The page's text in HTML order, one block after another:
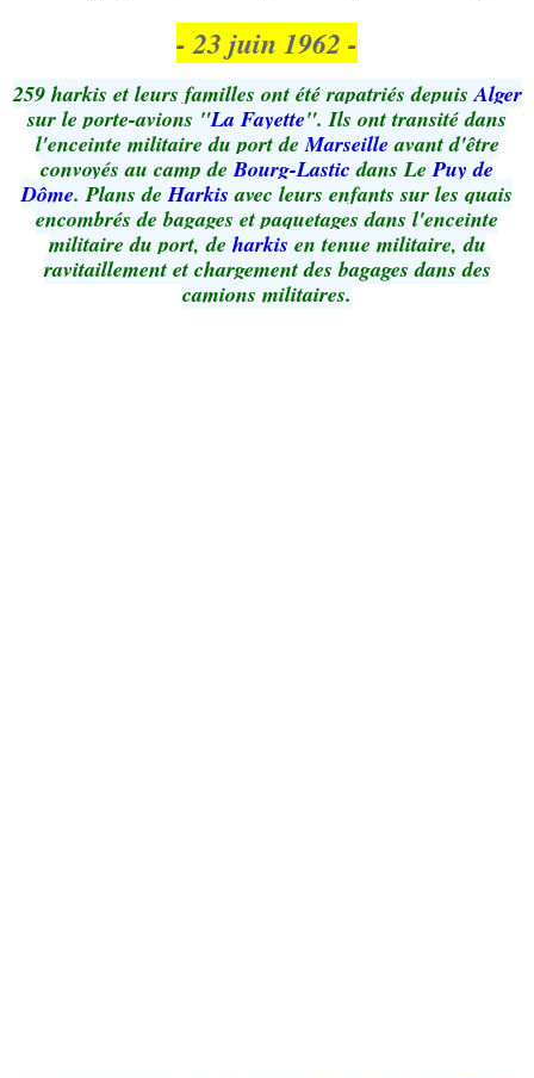
- 23 juin 1962 -
259 harkis et leurs familles ont été rapatriés depuisAlger
sur le porte-avions "La Fayette". Ils ont transité dans
l'enceinte militaire du port deMarseilleavant d'être
convoyés au camp deBourg-Lastic dans LePuy de
Dôme. Plans deHarkisavec leurs enfants sur les quais
encombrés de bagages et paquetages dans l'enceinte
militaire du port, de harkis en tenue militaire, du
ravitaillement et chargement des bagages dans des
camions militaires.